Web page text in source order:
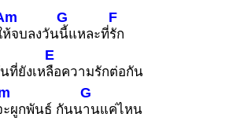
ห้จบลงวัน
G
นี้แหละที่
F
รัก
ที่ยังเห
E
ลือความรักต่อกัน
ะผูกพันธ์ กันน
G
านแค่ไหน